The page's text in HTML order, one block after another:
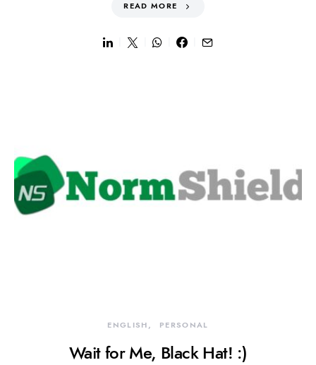
READ MORE
ENGLISH PERSONAL
Wait for Me, Black Hat! :)